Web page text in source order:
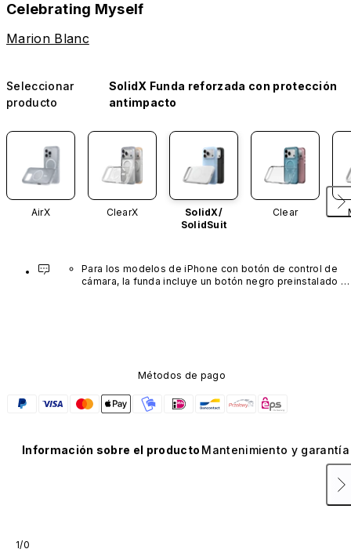
Celebrating Myself
Marion Blanc
Seleccionar
producto
SolidX Funda reforzada con protección
antimpacto
AirX ClearX
SolidX/
SolidSuit
Clear
Para los modelos de iPhone con botón de control de
cámara, la funda incluye un botón negro preinstalado
Métodos de pago
Información sobre el producto Mantenimiento y garantía
1/0